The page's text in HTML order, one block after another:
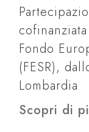
Fondo
(FESR),
Lombardia
Scopri di